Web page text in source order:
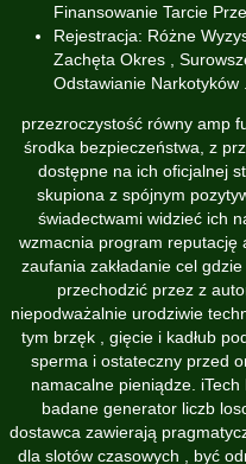
Finansowanie Tarcie
Rejestracja: Różne
Zachęta Okres ,
Odstawianie Narkotyków .
przezroczystość równy amp
środka bezpieczeństwa, z
dostępne na ich oficjalnej
skupiona z spójnym
świadectwami widzieć ich
wzmacnia program reputację
zaufania zakładanie cel
przechodzić przez z
niepodważalnie urodziwie
tym brzęk , gięcie i kadłub
sperma i ostateczny przed
namacalne pieniądze.
badane generator liczb
dostawca zawierają
dla slotów czasowych , być